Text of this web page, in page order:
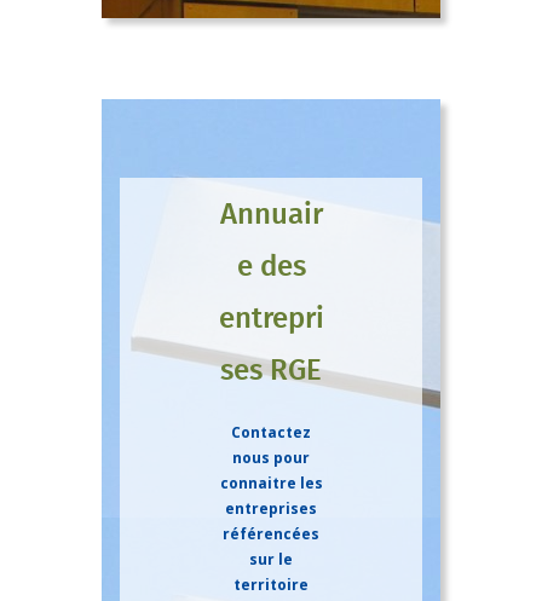
Annuair
e des
entrepri
ses RGE
Contactez
nous pour
connaitre les
entreprises
référencées
sur le
territoire